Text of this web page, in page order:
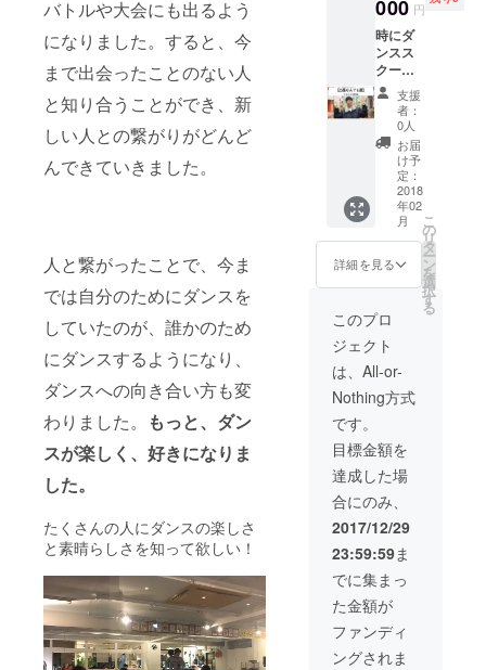
バトルや大会にも出るよう
になりました。すると、今
まで出会ったことのない人
と知り合うことができ、新
しい人との繋がりがどんど
んできていきました。
人と繋がったことで、今ま
では自分のためにダンスを
していたのが、誰かのため
にダンスするようになり、
ダンスへの向き合い方も変
わりました。
もっと、ダン
スが楽しく、好きになりま
した。
たくさんの人にダンスの楽しさ
と素晴らしさを知って欲しい！
をお送
りいた
しま
す。
催日時
などは
別途ご
連絡い
たしま
す。
Aから2
時間×2
回の
レッス
ンを受
けるこ
とがで
きま
す。プ
ロジェ
クト終
了後に
ご希望
の日時
を調整
きま
す。
000 円
時にダ
ンスス
クール
講師、
時に
フェ
リーの
荷物運
びをマ
ルチに
こなす
SHOWT
Aを丸1
日ご自
由に使
うこと
ができ
ます。
ダンス
レッス
ン、引
越しの
など何
でも屋
として
あなた
のもと
に丸1日
出向き
ます！※
日程調
整や依
頼内容
に関し
ては事
支援
者：
0人
お届
け予
定：
2018
年02
月
詳細を見る
こ
の
リ
タ
ー
ン
を
選
択
す
る
このプロ
ジェクト
は、All-or-
Nothing方式
です。
目標金額を
達成した場
合にのみ、
2017/12/29
23:59:59ま
でに集まっ
た金額が
ファンディ
ングされま